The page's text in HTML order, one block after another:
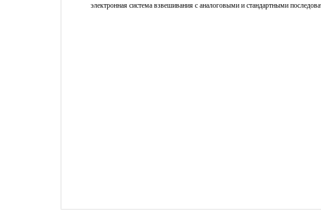
электронная система взвешивания с аналоговыми и стандартными